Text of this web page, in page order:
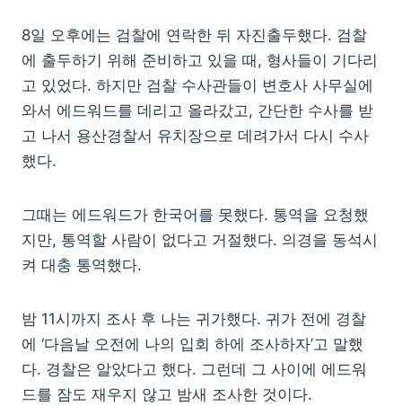
8일 오후에는 검찰에 연락한 뒤 자진출두했다. 검찰
에 출두하기 위해 준비하고 있을 때, 형사들이 기다리
고 있었다. 하지만 검찰 수사관들이 변호사 사무실에
와서 에드워드를 데리고 올라갔고, 간단한 수사를 받
고 나서 용산경찰서 유치장으로 데려가서 다시 수사
했다.
그때는 에드워드가 한국어를 못했다. 통역을 요청했
지만, 통역할 사람이 없다고 거절했다. 의경을 동석시
켜 대충 통역했다.
밤 11시까지 조사 후 나는 귀가했다. 귀가 전에 경찰
에 ‘다음날 오전에 나의 입회 하에 조사하자’고 말했
다. 경찰은 알았다고 했다. 그런데 그 사이에 에드워
드를 잠도 재우지 않고 밤새 조사한 것이다.